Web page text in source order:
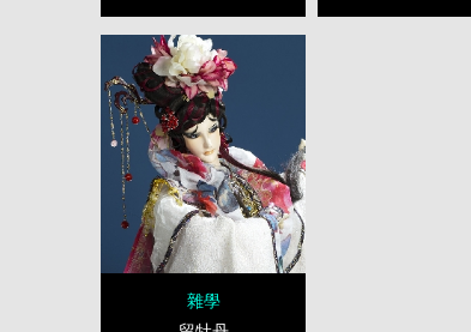
雜學